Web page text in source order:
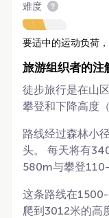
难度
要适中的运动负荷
旅游组织者的注
徒步旅行是在山
攀登和下降高度
路线经过森林小
头。 每天将有
580m与攀登
这条路线在
爬到3012米的高